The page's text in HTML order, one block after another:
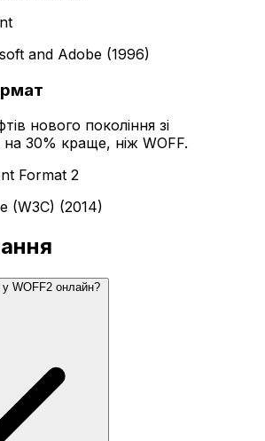
and Adobe (1996)
нового покоління зі
30% краще, ніж WOFF.
Format 2
(W3C) (2014)
WOFF2 онлайн?